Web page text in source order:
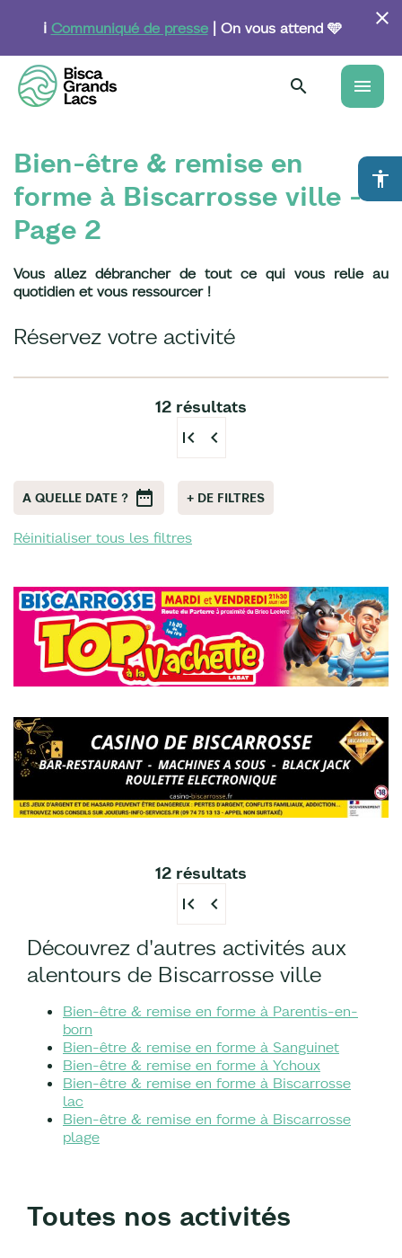
principal
ℹ️ Communiqué de presse| On vous attend 🩵
menu
accessibility
Bien-être & remise en
forme à Biscarrosse ville -
Page 2
Vous allez débrancher de tout ce qui vous relie au
quotidien et vous ressourcer !
Réservez votre activité
12 résultats
first_page chevron_left
A QUELLE DATE ? + DE FILTRES
Réinitialiser tous les filtres
12 résultats
first_page chevron_left
Découvrez d'autres activités aux
alentours de Biscarrosse ville
Bien-être & remise en forme à Parentis-en-
born
Bien-être & remise en forme à Sanguinet
Bien-être & remise en forme à Ychoux
Bien-être & remise en forme à Biscarrosse
lac
Bien-être & remise en forme à Biscarrosse
plage
Toutes nos activités